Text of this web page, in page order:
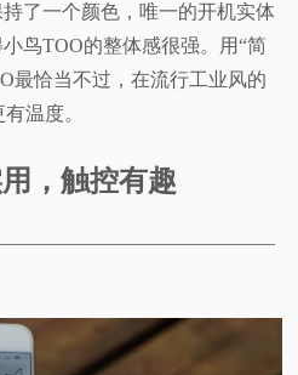
了一个颜色，唯一的开机实体
鸟TOO的整体感很强。用“简
最恰当不过，在流行工业风的
温度。
，触控有趣